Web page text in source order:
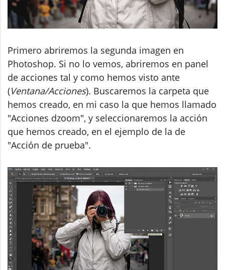
Primero abriremos la segunda imagen en
Photoshop. Si no lo vemos, abriremos en panel
de acciones tal y como hemos visto ante
(Ventana/Acciones). Buscaremos la carpeta que
hemos creado, en mi caso la que hemos llamado
"Acciones dzoom", y seleccionaremos la acción
que hemos creado, en el ejemplo de la de
"Acción de prueba".